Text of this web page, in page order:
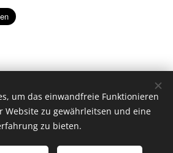
Elisabeth Wieden
0660 7671510
um das einwandfreie Funktionieren
Website zu gewährleitsen und eine
zu bieten.